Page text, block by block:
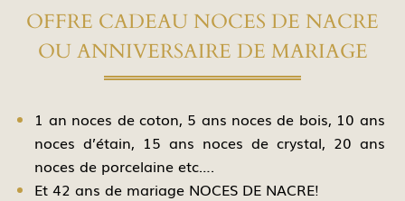
OFFRE CADEAU NOCES DE NACRE
OU ANNIVERSAIRE DE MARIAGE
1 an noces de coton, 5 ans noces de bois, 10 ans
noces d’étain, 15 ans noces de crystal, 20 ans
noces de porcelaine etc….
Et 42 ans de mariage NOCES DE NACRE!